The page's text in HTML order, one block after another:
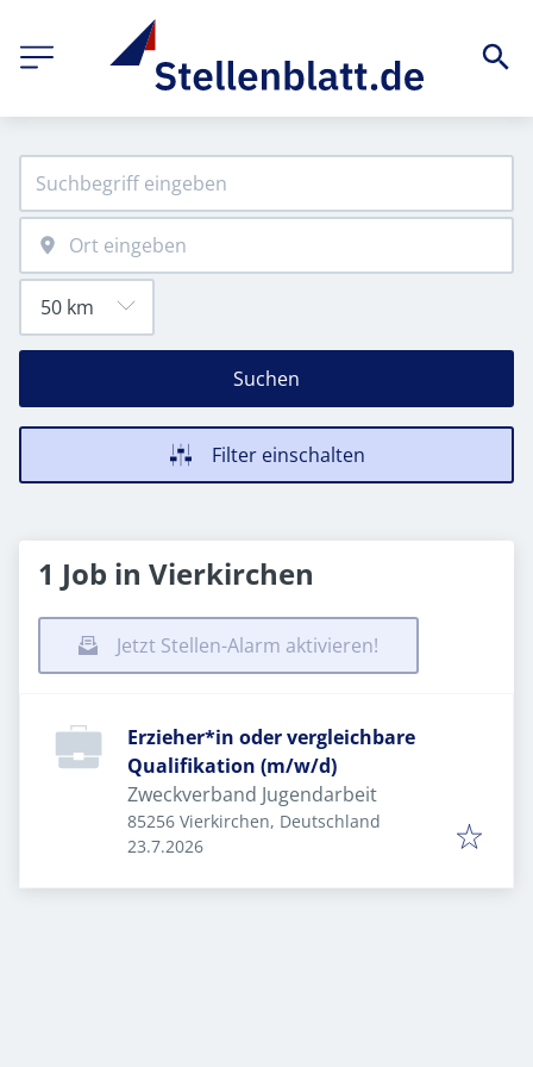
Suchen
Filter einschalten
1 Job in Vierkirchen
Jetzt Stellen-Alarm aktivieren!
Erzieher*in oder vergleichbare
Qualifikation (m/w/d)
Zweckverband Jugendarbeit
85256 Vierkirchen, Deutschland
Veröffentlicht
23.7.2026